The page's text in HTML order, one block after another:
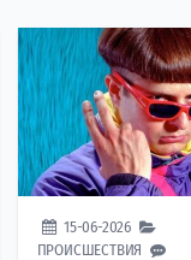
15-06-2026
ПРОИСШЕСТВИЯ